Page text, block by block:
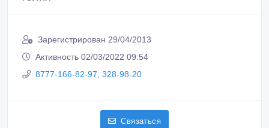
Зарегистрирован 29/04/2013
Активность 02/03/2022 09:54
8777-166-82-97, 328-98-20
Связаться